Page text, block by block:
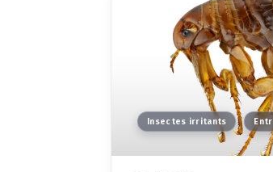
Insectes irritants